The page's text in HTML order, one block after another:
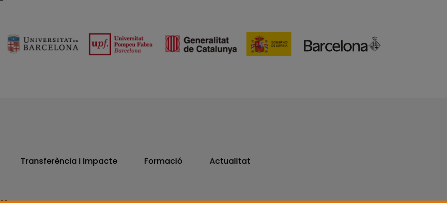
Transferència i Impacte Formació Actualitat